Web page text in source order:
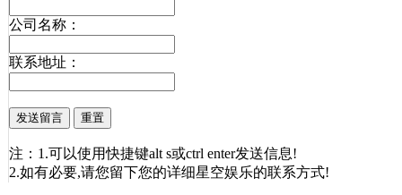
公司名称：
联系地址：
注：1.可以使用快捷键alt s或ctrl enter发送信息!
2.如有必要,请您留下您的详细星空娱乐的联系方式!